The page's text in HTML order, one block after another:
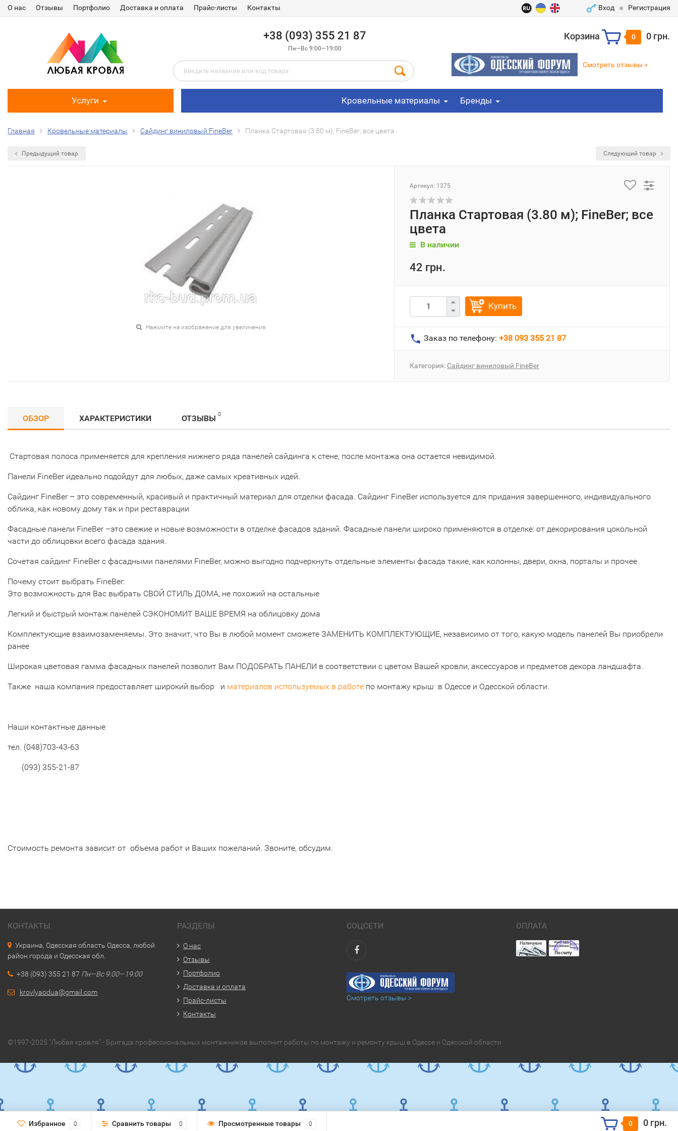
О нас Отзывы Портфолио Доставка и оплата Прайс-листы Контакты Вход Регистрация
+38 (093) 355 21 87
Пн—Вс 9:00—19:00
Корзина 0 0 грн.
Смотреть отзывы >
Услуги Кровельные материалы Бренды
Главная Кровельные материалы Сайдинг виниловый FineBer Планка Стартовая (3.80 м); FineBer; все цвета
Предыдущий товар Следующий товар
Нажмите на изображение для увеличения
Артикул: 1375
Планка Стартовая (3.80 м); FineBer; все
цвета
В наличии
42 грн.
Купить
Заказ по телефону: +38 093 355 21 87
Категория: Сайдинг виниловый FineBer
ОБЗОР ХАРАКТЕРИСТИКИ ОТЗЫВЫ 0
Стартовая полоса применяется для крепления нижнего ряда панелей сайдинга к стене, после монтажа она остается невидимой.
Панели FineBer идеально подойдут для любых, даже самых креативных идей.
Сайдинг FineBer – это современный, красивый и практичный материал для отделки фасада. Сайдинг FineBer используется для придания завершенного, индивидуального
облика, как новому дому так и при реставрации
Фасадные панели FineBer –это свежие и новые возможности в отделке фасадов зданий. Фасадные панели широко применяются в отделке: от декорирования цокольной
части до облицовки всего фасада здания.
Сочетая сайдинг FineBer с фасадными панелями FineBer, можно выгодно подчеркнуть отдельные элементы фасада такие, как колонны, двери, окна, порталы и прочее.
Почему стоит выбрать FineBer:
Это возможность для Вас выбрать СВОЙ СТИЛЬ ДОМА, не похожий на остальные
Легкий и быстрый монтаж панелей СЭКОНОМИТ ВАШЕ ВРЕМЯ на облицовку дома
Комплектующие взаимозаменяемы. Это значит, что Вы в любой момент сможете ЗАМЕНИТЬ КОМПЛЕКТУЮЩИЕ, независимо от того, какую модель панелей Вы приобрели
ранее
Широкая цветовая гамма фасадных панелей позволит Вам ПОДОБРАТЬ ПАНЕЛИ в соответствии с цветом Вашей кровли, аксессуаров и предметов декора ландшафта.
Также наша компания предоставляет широкий выбор и материалов используемых в работе по монтажу крыш в Одессе и Одесской области.
Наши контактные данные
тел. (048)703-43-63
(093) 355-21-87
Стоимость ремонта зависит от объема работ и Ваших пожеланий. Звоните, обсудим.
КОНТАКТЫ
Украина, Одесская область Одесса, любой
район города и Одесская обл.
+38 (093) 355 21 87 Пн—Вс 9:00—19:00
krovlyaodua@gmail.com
РАЗДЕЛЫ
О нас
Отзывы
Портфолио
Доставка и оплата
Прайс-листы
Контакты
СОЦСЕТИ
Смотреть отзывы >
ОПЛАТА
©1997-2025 "Любая кровля" - Бригада профессиональных монтажников выполнит работы по монтажу и ремонту крыш в Одессе и Одесской области
Избранное 0 Сравнить товары 0 Просмотренные товары 0 0 0 грн.